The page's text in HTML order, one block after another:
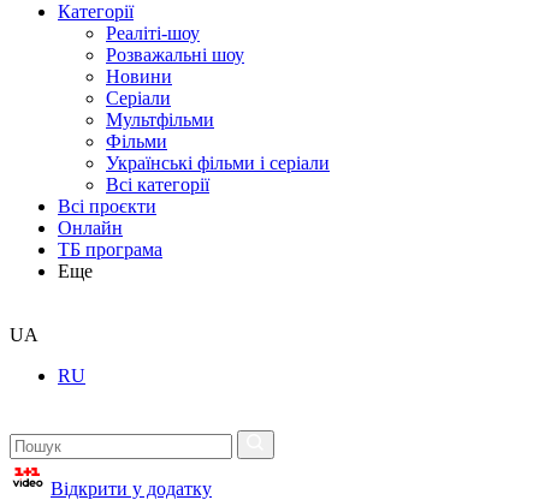
Категорії
Реаліті-шоу
Розважальні шоу
Новини
Серіали
Мультфільми
Фільми
Українські фільми і серіали
Всі категорії
Всі проєкти
Онлайн
ТБ програма
Еще
UA
RU
Відкрити у додатку